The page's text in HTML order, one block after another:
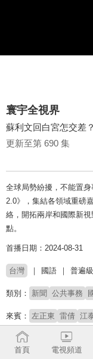
寰宇全視界
蘇利文回白宮怎交差
更新至第 690 集
全球局勢紛擾，不能置
2.0》，集結各領域重磅
絡，開拓兩岸和國際新
點。
首播日期：2024-08-31
台灣 國語 普遍級
類別： 新聞 公共事務
來賓： 左正東 雷倩 江
主持：
首頁
電視頻道